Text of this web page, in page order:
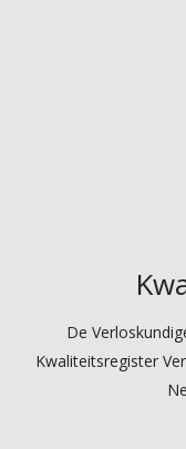
De
Kwaliteitsregister